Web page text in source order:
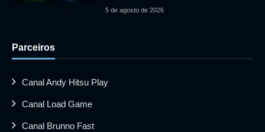
5 de agosto de 2026
Parceiros
Canal Andy Hitsu Play
Canal Load Game
Canal Brunno Fast